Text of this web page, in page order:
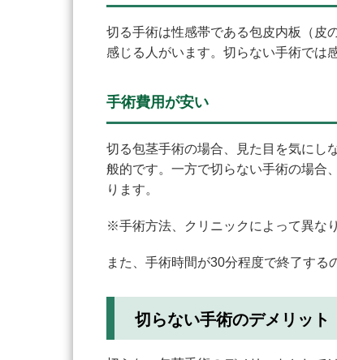
切る手術は性感帯である包皮内板（皮
感じる人がいます。切らない手術では
手術費用が安い
切る包茎手術の場合、見た目を気にし
般的です。一方で切らない手術の場合、
ります。
※手術方法、クリニックによって異なり
また、手術時間が30分程度で終了する
切らない手術のデメリット